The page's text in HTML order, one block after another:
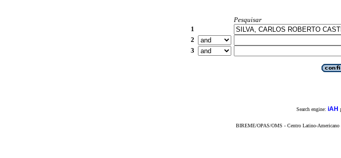
Pesquisar
1
2
3
Search engine: iAH
BIREME/OPAS/OMS - Centro Latino-